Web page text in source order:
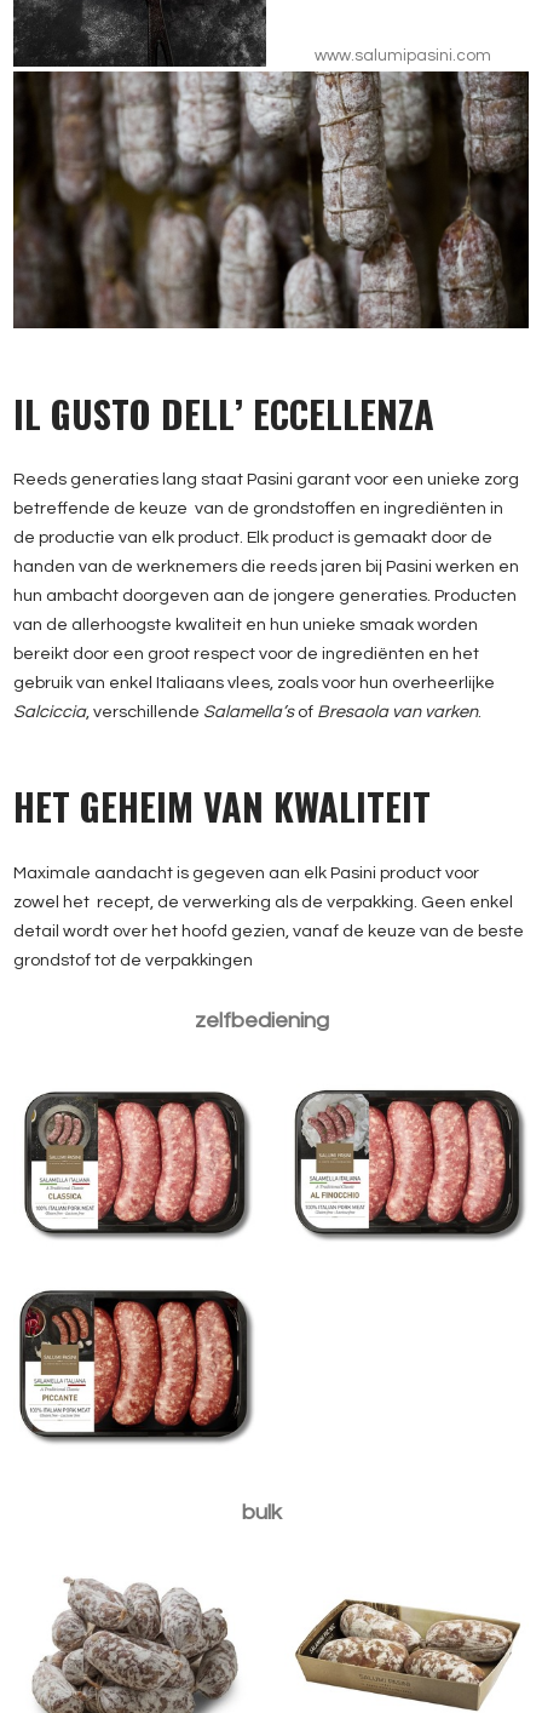
www.salumipasini.com
IL GUSTO DELL’ ECCELLENZA
Reeds generaties lang staat Pasini garant voor een unieke zorg
betreffende de keuze van de grondstoffen en ingrediënten in
de productie van elk product. Elk product is gemaakt door de
handen van de werknemers die reeds jaren bij Pasini werken en
hun ambacht doorgeven aan de jongere generaties. Producten
van de allerhoogste kwaliteit en hun unieke smaak worden
bereikt door een groot respect voor de ingrediënten en het
gebruik van enkel Italiaans vlees, zoals voor hun overheerlijke
Salciccia, verschillende Salamella’sof Bresaola van varken.
HET GEHEIM VAN KWALITEIT
Maximale aandacht is gegeven aan elk Pasini product voor
zowel het recept, de verwerking als de verpakking. Geen enkel
detail wordt over het hoofd gezien, vanaf de keuze van de beste
grondstof tot de verpakkingen
zelfbediening
Salamella Italiana
Salamella Italiana
Piccante
bulk
Salamini Picnic 4pezzi